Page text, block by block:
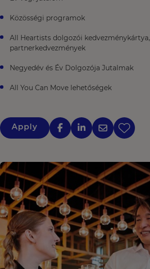
Közösségi programok
All Heartists dolgozói kedvezménykártya,
partnerkedvezmények
Negyedév és Év Dolgozója Jutalmak
All You Can Move lehetőségek
Apply